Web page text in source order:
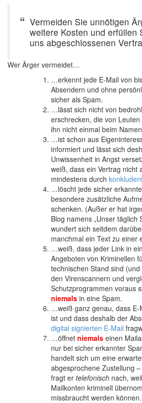
Vermeiden Sie unnötigen
weitere Kosten und erfüllen
uns abgeschlossenen
Wer Ärger vermeidet…
…erkennt jede E-Mail von
Absendern und ohne
sicher als Spam.
…lässt sich nicht von
erschrecken, die von
ihn nicht einmal beim
…ist schon aus
informiert und lässt sich
Unwissenheit in Angst
weiß, dass ein Vertrag nicht
mindestens durch
…löscht jede sicher
besondere zusätzliche
schenken. (Außer er hat
Blog namens „Unser täglich
wundert sich seitdem
manchmal ein Text zu einer
…weiß, dass jeder Link in
Angeboten von Kriminellen
technischen Stand sind
den Virenscannern und
Schutzprogrammen voraus
niemals in eine Spam.
…weiß ganz genau, dass E-
ist und dass deshalb der
digital signierten E-Mail
…öffnet niemals einen
nur bei sicher erkannter
handelt sich um eine
abgesprochene Zustellung
fragt er telefonisch nach,
Mailkonten kriminell
missbraucht werden können.